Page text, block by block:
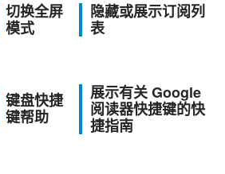
切换全屏
模式
隐藏或展示订阅列
表
键盘快捷
键帮助
展示有关 Google
阅读器快捷键的快
捷指南